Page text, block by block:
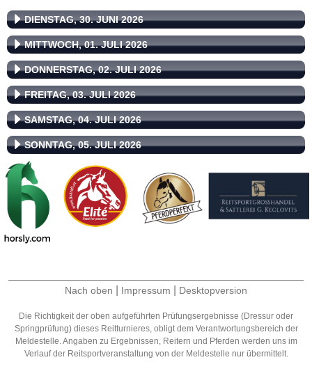
DIENSTAG, 30. JUNI 2026
MITTWOCH, 01. JULI 2026
DONNERSTAG, 02. JULI 2026
FREITAG, 03. JULI 2026
SAMSTAG, 04. JULI 2026
SONNTAG, 05. JULI 2026
Nach oben Impressum Desktopversion
Die Richtigkeit der oben aufgeführten Prüfungsergebnisse (Dressur oder
Springprüfung) dieses Reitturnieres, obligt dem Verantwortungsbereich der
Meldestelle. Angaben zu Ergebnissen, Reitern und Pferden werden uns im
Verlauf der Reitsportveranstaltung von der Meldestelle nur übermittelt.